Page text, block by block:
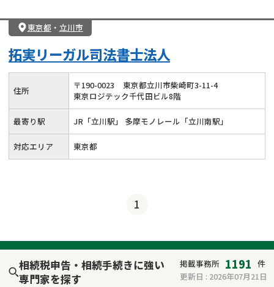
東京都 ・ 立川市
拓実リーガル司法書士法人
住所 〒190-0023
東京都立川市柴崎町3-11-4
東京ロジテック千代田ビル8階
最寄り駅 JR「立川駅」 多摩モノレール「立川南駅」
対応エリア 東京都
1
相続税申告・相続手続きに強い
専門家を探す
掲載事務所 1191 件
更新日 : 2026年07月21日